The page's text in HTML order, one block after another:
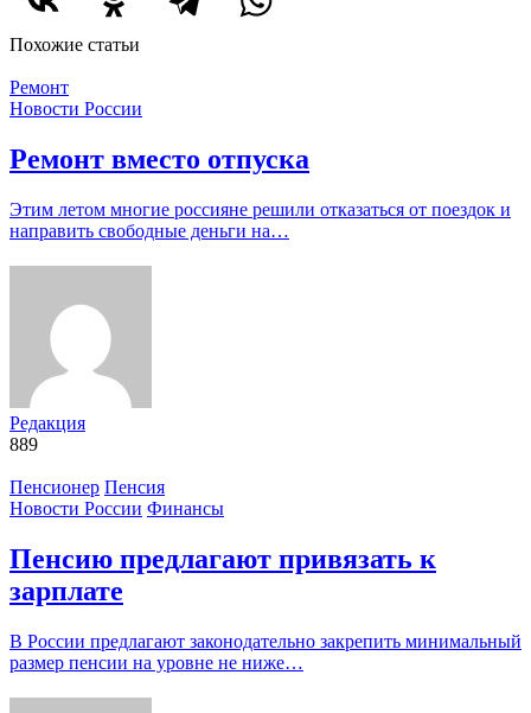
Похожие статьи
Ремонт
Новости России
Ремонт вместо отпуска
Этим летом многие россияне решили отказаться от поездок и
направить свободные деньги на…
Редакция
889
Пенсионер Пенсия
Новости России Финансы
Пенсию предлагают привязать к
зарплате
В России предлагают законодательно закрепить минимальный
размер пенсии на уровне не ниже…